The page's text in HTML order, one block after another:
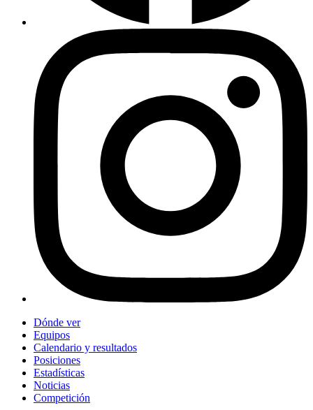
Dónde ver
Equipos
Calendario y resultados
Posiciones
Estadísticas
Noticias
Competición